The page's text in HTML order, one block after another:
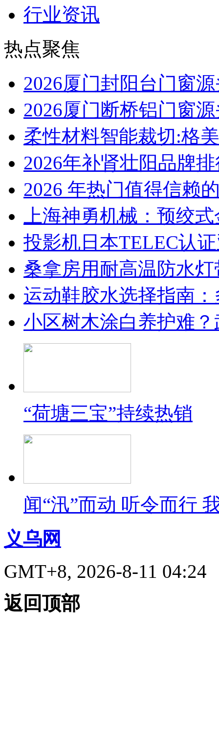
行业资讯
热点聚焦
2026厦门封阳台门窗
2026厦门断桥铝门窗
柔性材料智能裁切:格
2026年补肾壮阳品牌
2026 年热门值得信赖
上海神勇机械：预绞
投影机日本TELEC认
桑拿房用耐高温防水
运动鞋胶水选择指南
小区树木涂白养护难
“荷塘三宝”持续热销
闻“汛”而动 听令而行
义乌网
GMT+8, 2026-8-11 04:24
返回顶部